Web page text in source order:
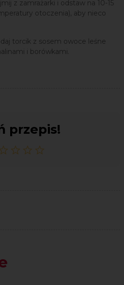
z zamrażarki i odstaw na 10-15
otoczenia), aby nieco
torcik z sosem owoce leśne
i borówkami.
przepis!